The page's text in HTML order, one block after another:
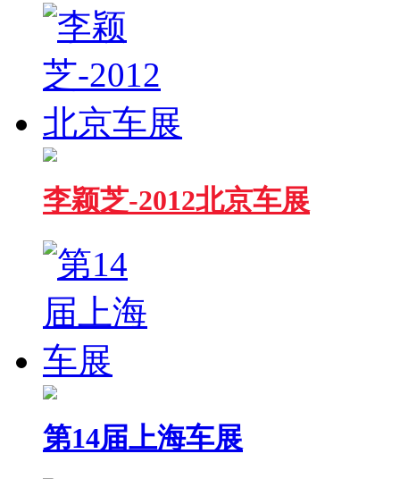
李颖芝-2012北京车展
第14届上海车展